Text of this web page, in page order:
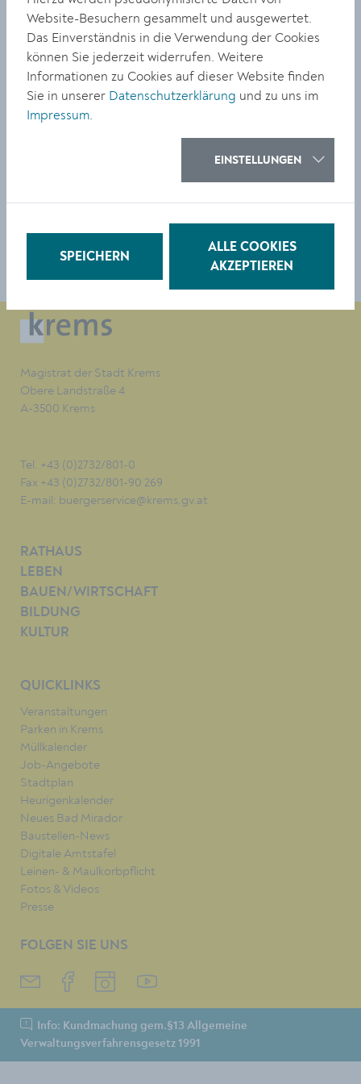
Hadeyer beteiligt. Die Gesamtkosten belaufen sich auf
80.000 Euro.
Das Kremser Tor ist ein gotischer Bau, der um 1400
entstanden ist und Teil der Stadtbefestigung war. Es
besteht aus einem rund 20 Meter hohen Turm mit einer
Tordurchfahrt, einem 8 Meter hohen Vorbau (Richtung
der dem Wachauer Trachten- und Heimatverein als
Magistrat der Stadt Krems
Obere Landstraße 4
A-3500 Krems
Tel. +43 (0)2732/801-0
Fax +43 (0)2732/801-90 269
E-mail: buergerservice@krems.gv.at
RATHAUS
LEBEN
BAUEN/WIRTSCHAFT
BILDUNG
KULTUR
QUICKLINKS
Veranstaltungen
Parken in Krems
Müllkalender
Job-Angebote
Stadtplan
Heurigenkalender
Neues Bad Mirador
Baustellen-News
Digitale Amtstafel
Leinen- & Maulkorbpflicht
Fotos & Videos
Presse
FOLGEN SIE UNS
Info: Kundmachung gem.§13 Allgemeine
Verwaltungsverfahrensgesetz 1991
Website-Besuchern gesammelt und ausgewertet.
Das Einverständnis in die Verwendung der Cookies
können Sie jederzeit widerrufen. Weitere
Informationen zu Cookies auf dieser Website finden
Sie in unserer Datenschutzerklärung und zu uns im
Impressum.
EINSTELLUNGEN
SPEICHERN
ALLE COOKIES
AKZEPTIEREN